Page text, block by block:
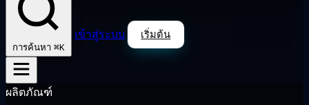
การค้นหา ⌘K
เข้าสู่ระบบ เริ่มต้น
ผลิตภัณฑ์